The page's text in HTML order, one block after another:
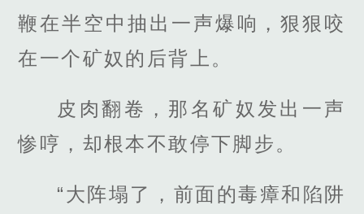
鞭在半空中抽出一声爆响，狠狠咬
在一个矿奴的后背上。
皮肉翻卷，那名矿奴发出一声
惨哼，却根本不敢停下脚步。
“大阵塌了，前面的毒瘴和陷阱